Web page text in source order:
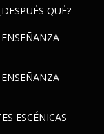
QUÉ?
ESCÉNICAS